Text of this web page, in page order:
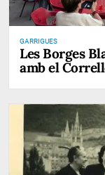
GARRIGUES
Les Borges
amb el